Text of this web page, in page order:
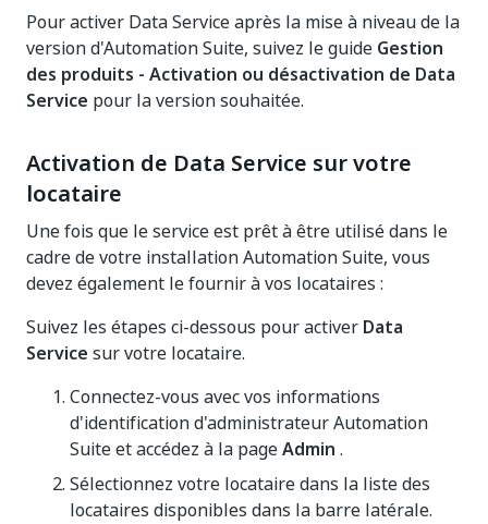
Pour activer Data Service après la mise à niveau de la
version d'Automation Suite, suivez le guide Gestion
des produits - Activation ou désactivation de Data
Service pour la version souhaitée.
Activation de Data Service sur votre
locataire
Une fois que le service est prêt à être utilisé dans le
cadre de votre installation Automation Suite, vous
devez également le fournir à vos locataires :
Suivez les étapes ci-dessous pour activer Data
Service sur votre locataire.
Connectez-vous avec vos informations
d'identification d'administrateur Automation
Suite et accédez à la pageAdmin .
Sélectionnez votre locataire dans la liste des
locataires disponibles dans la barre latérale.